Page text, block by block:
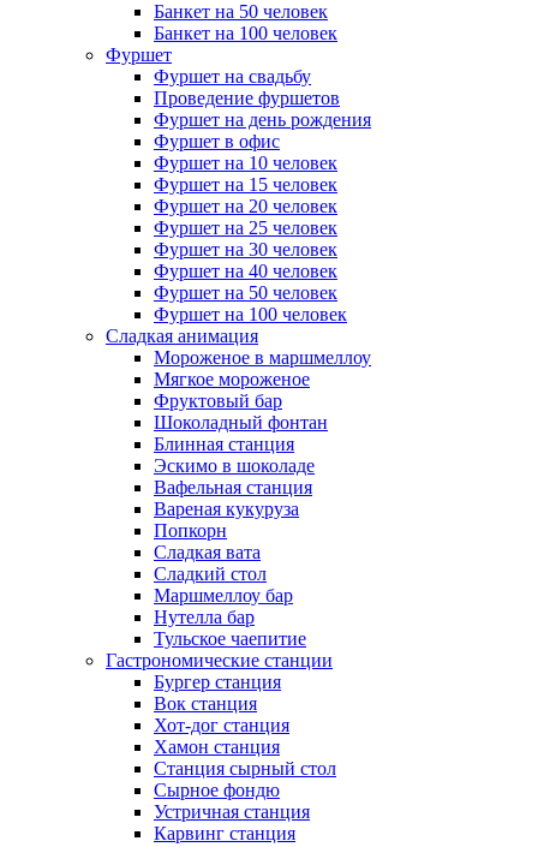
Банкет на 50 человек
Банкет на 100 человек
Фуршет
Фуршет на свадьбу
Проведение фуршетов
Фуршет на день рождения
Фуршет в офис
Фуршет на 10 человек
Фуршет на 15 человек
Фуршет на 20 человек
Фуршет на 25 человек
Фуршет на 30 человек
Фуршет на 40 человек
Фуршет на 50 человек
Фуршет на 100 человек
Сладкая анимация
Мороженое в маршмеллоу
Мягкое мороженое
Фруктовый бар
Шоколадный фонтан
Блинная станция
Эскимо в шоколаде
Вафельная станция
Вареная кукуруза
Попкорн
Сладкая вата
Сладкий стол
Маршмеллоу бар
Нутелла бар
Тульское чаепитие
Гастрономические станции
Бургер станция
Вок станция
Хот-дог станция
Хамон станция
Станция сырный стол
Сырное фондю
Устричная станция
Карвинг станция